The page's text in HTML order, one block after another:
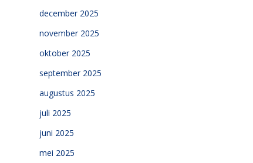
december 2025
november 2025
oktober 2025
september 2025
augustus 2025
juli 2025
juni 2025
mei 2025